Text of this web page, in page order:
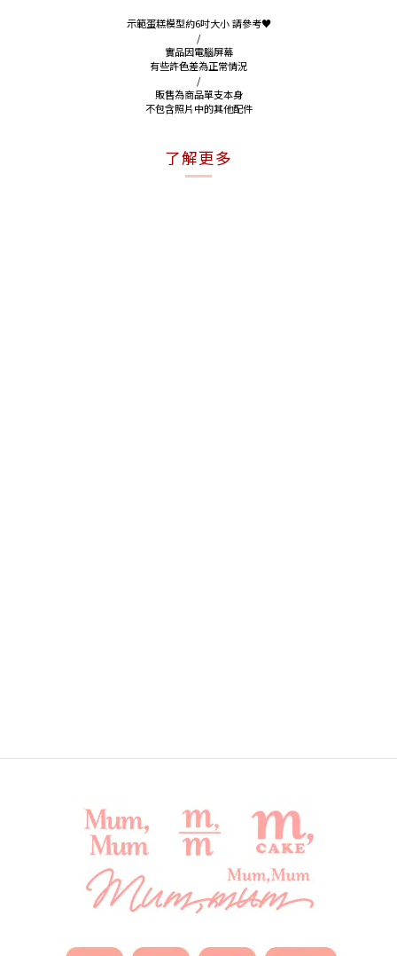
示範蛋糕模型約6吋大小 請參考♥
/
實品因電腦屏幕
有些許色差為正常情況
/
販售為商品單支本身
不包含照片中的其他配件
了解更多